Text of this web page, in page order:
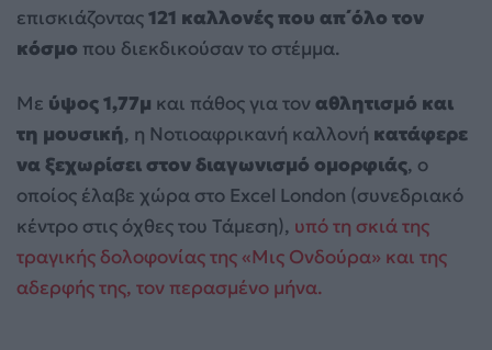
επισκιάζοντας121 καλλονές που απ΄όλο τον
κόσμο που διεκδικούσαν το στέμμα.
Με ύψος 1,77μ και πάθος για τοναθλητισμό και
τη μουσική, η Νοτιοαφρικανή καλλονή κατάφερε
να ξεχωρίσει στον διαγωνισμό ομορφιάς, ο
οποίος έλαβε χώρα στο Excel London (συνεδριακό
κέντρο στις όχθες του Τάμεση), υπό τη σκιά της
τραγικής δολοφονίας της «Μις Ονδούρα» και της
αδερφής της, τον περασμένο μήνα.